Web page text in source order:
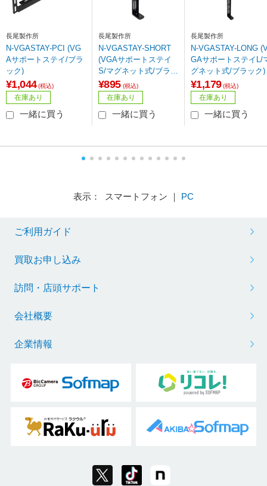
長尾製作所
N-VGASTAY-PCI (VG
Aサポートステイ/ブラ
ック)
¥1,044 (税込)
在庫あり
一緒に買う
長尾製作所
N-VGASTAY-SHORT
(VGAサポートステイ
S/マグネット式/ブラッ
ク
¥895 (税込)
在庫あり
一緒に買う
長尾製作所
N-VGASTAY-LONG
GAサポートステイL/
グネット式/ブラック)
¥1,179 (税込)
在庫あり
一緒に買う
表示： スマートフォン ｜ PC
ご利用ガイド
買取お申し込み
訪問・店頭サポート
会社概要
企業情報